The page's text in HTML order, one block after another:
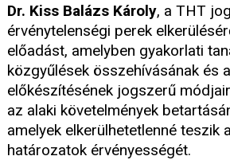
Dr. Kiss Balázs Károly, a THT
érvénytelenségi perek
előadást, amelyben gyakorlati
közgyűlések összehívásának és
előkészítésének jogszerű
az alaki követelmények
amelyek elkerülhetetlenné teszik
határozatok érvényességét.